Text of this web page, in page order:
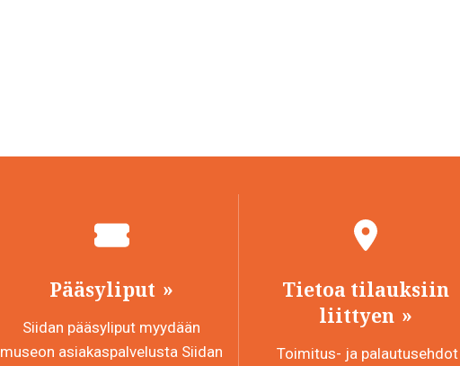
Pääsyliput
Siidan pääsyliput myydään
museon asiakaspalvelusta Siidan
Tietoa tilauksiin
liittyen
Toimitus- ja palautusehdot